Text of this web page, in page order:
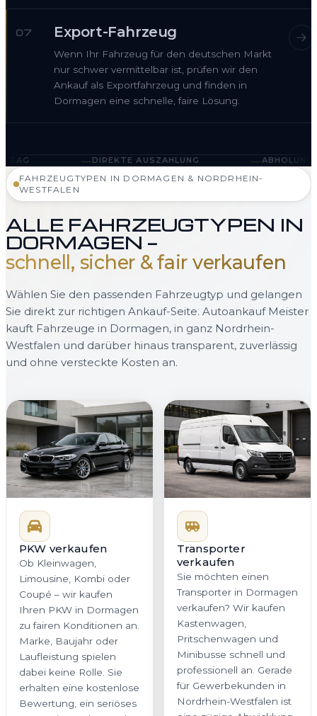
07 Export-Fahrzeug
Wenn Ihr Fahrzeug für den deutschen Markt
nur schwer vermittelbar ist, prüfen wir den
Ankauf als Exportfahrzeug und finden in
Dormagen eine schnelle, faire Lösung.
DIREKTE AUSZAHLUNG —ABHOLUNG IN DORMAGEN
FAHRZEUGTYPEN IN DORMAGEN & NORDRHEIN-
WESTFALEN
ALLE FAHRZEUGTYPEN IN
DORMAGEN —
schnell, sicher & fair verkaufen
Wählen Sie den passenden Fahrzeugtyp und gelangen
Sie direkt zur richtigen Ankauf-Seite. Autoankauf Meister
kauft Fahrzeuge in Dormagen, in ganz Nordrhein-
Westfalen und darüber hinaus transparent, zuverlässig
und ohne versteckte Kosten an.
PKW verkaufen
Ob Kleinwagen,
Limousine, Kombi oder
Coupé – wir kaufen
Ihren PKW in Dormagen
zu fairen Konditionen an.
Marke, Baujahr oder
Laufleistung spielen
dabei keine Rolle. Sie
erhalten eine kostenlose
Bewertung, ein seriöses
Transporter
verkaufen
Sie möchten einen
Transporter in Dormagen
verkaufen? Wir kaufen
Kastenwagen,
Pritschenwagen und
Minibusse schnell und
professionell an. Gerade
für Gewerbekunden in
Nordrhein-Westfalen ist